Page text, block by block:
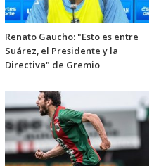
Renato Gaucho: "Esto es entre
Suárez, el Presidente y la
Directiva" de Gremio